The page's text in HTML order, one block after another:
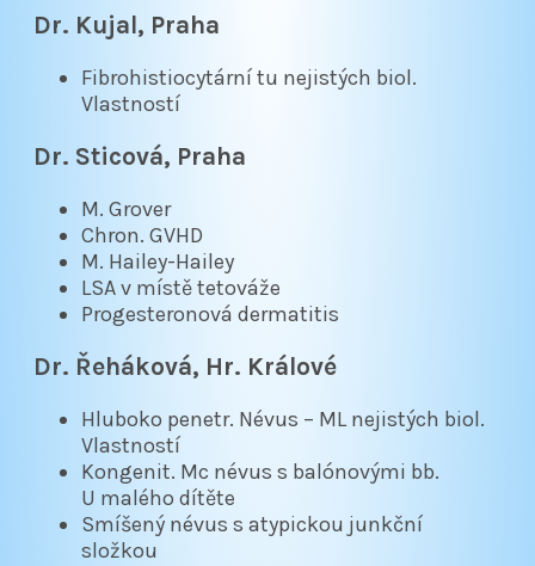
Dr. Kujal, Praha
Fibrohistiocytární tu nejistých biol.
Vlastností
Dr. Sticová, Praha
M. Grover
Chron. GVHD
M. Hailey-Hailey
LSA v místě tetováže
Progesteronová dermatitis
Dr. Řeháková, Hr. Králové
Hluboko penetr. Névus – ML nejistých biol.
Vlastností
Kongenit. Mc névus s balónovými bb.
U malého dítěte
Smíšený névus s atypickou junkční
složkou